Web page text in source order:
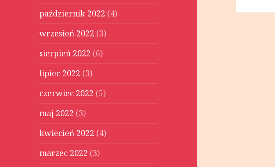
październik 2022 (4)
wrzesień 2022 (3)
sierpień 2022 (6)
lipiec 2022 (3)
czerwiec 2022 (5)
maj 2022 (3)
kwiecień 2022 (4)
marzec 2022 (3)